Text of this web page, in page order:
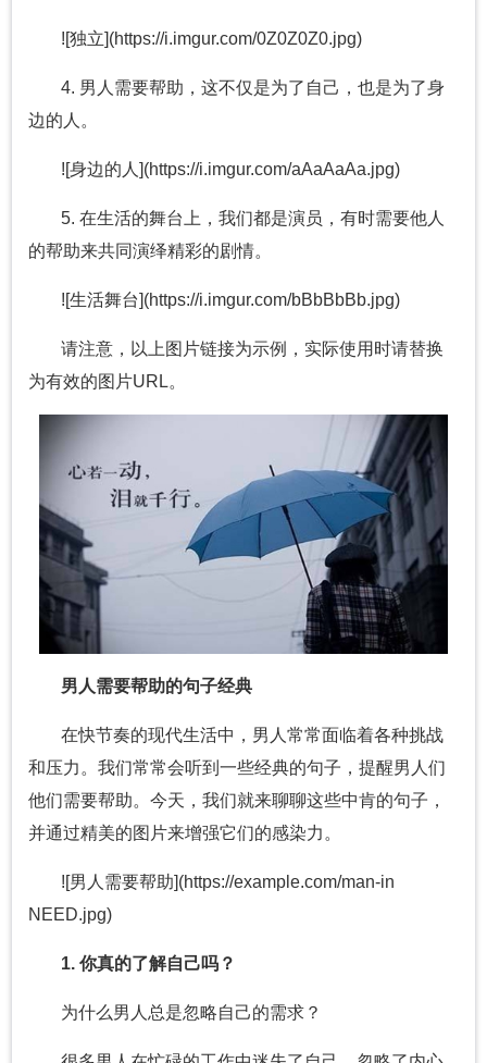
![独立](https://i.imgur.com/0Z0Z0Z0.jpg)
4. 男人需要帮助，这不仅是为了自己，也是为了身
边的人。
![身边的人](https://i.imgur.com/aAaAaAa.jpg)
5. 在生活的舞台上，我们都是演员，有时需要他人
的帮助来共同演绎精彩的剧情。
![生活舞台](https://i.imgur.com/bBbBbBb.jpg)
请注意，以上图片链接为示例，实际使用时请替换
为有效的图片URL。
男人需要帮助的句子经典
在快节奏的现代生活中，男人常常面临着各种挑战
和压力。我们常常会听到一些经典的句子，提醒男人们
他们需要帮助。今天，我们就来聊聊这些中肯的句子，
并通过精美的图片来增强它们的感染力。
![男人需要帮助](https://example.com/man-in
NEED.jpg)
1. 你真的了解自己吗？
为什么男人总是忽略自己的需求？